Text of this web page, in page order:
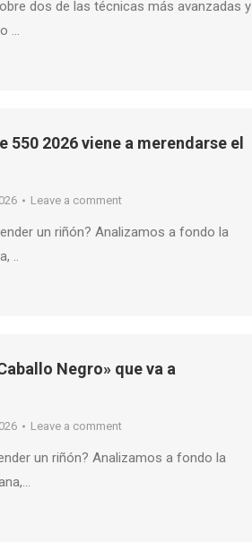
dos de las técnicas más avanzadas y
…
550 2026 viene a merendarse el
Leave a comment
un riñón? Analizamos a fondo la
..
Negro» que va a
Leave a comment
un riñón? Analizamos a fondo la